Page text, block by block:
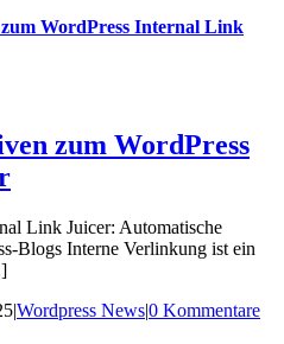
WordPress Internal Link
zum WordPress
Link Juicer: Automatische
Blogs Interne Verlinkung ist ein
|Wordpress News|0 Kommentare